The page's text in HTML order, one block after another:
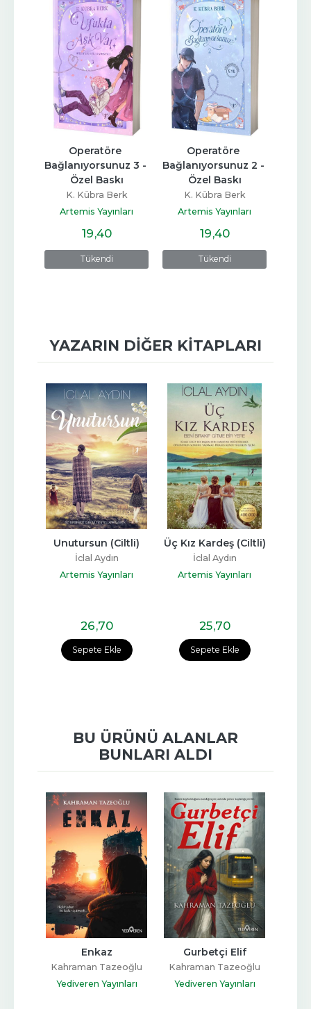
Tükendi
Operatöre
Bağlanıyorsunuz 3 -
Özel Baskı
K. Kübra Berk
Artemis Yayınları
19,40
Tükendi
Operatöre
Bağlanıyorsunuz 2 -
Özel Baskı
K. Kübra Berk
Artemis Yayınları
19,40
YAZARIN DIĞER KITAPLARI
Sepete Ekle
Unutursun (Ciltli)
İclal Aydın
Artemis Yayınları
26,70
Sepete Ekle
Üç Kız Kardeş (Ciltli)
İclal Aydın
Artemis Yayınları
25,70
BU ÜRÜNÜ ALANLAR
BUNLARI ALDI
Enkaz
Kahraman Tazeoğlu
Yediveren Yayınları
Gurbetçi Elif
Kahraman Tazeoğlu
Yediveren Yayınları